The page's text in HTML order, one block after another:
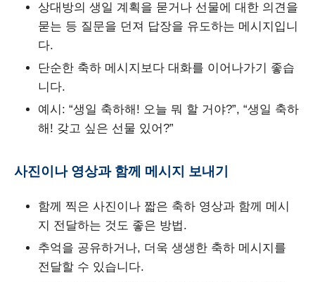
상대방의 생일 계획을 묻거나 선물에 대한 의견을
묻는 등 질문을 던져 답장을 유도하는 메시지입니
다.
단순한 축하 메시지보다 대화를 이어나가기 좋습
니다.
예시: “생일 축하해! 오늘 뭐 할 거야?”, “생일 축하
해! 갖고 싶은 선물 있어?”
사진이나 영상과 함께 메시지 보내기
함께 찍은 사진이나 짧은 축하 영상과 함께 메시
지 전달하는 것도 좋은 방법.
추억을 공유하거나, 더욱 생생한 축하 메시지를
전달할 수 있습니다.